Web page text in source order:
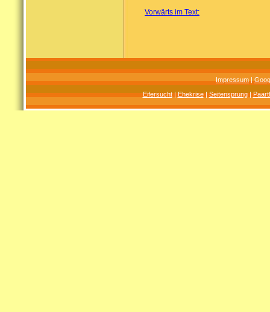
Vorwärts im Text:
Impressum|
Eifersucht|Ehekrise|Seitensprung|